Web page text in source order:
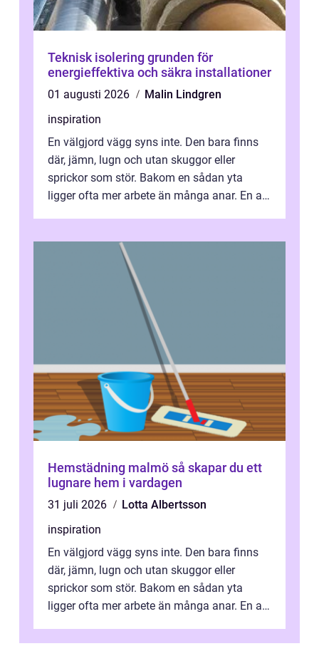
Teknisk isolering grunden för
energieffektiva och säkra installationer
01 augusti 2026
Malin Lindgren
inspiration
En välgjord vägg syns inte. Den bara finns
där, jämn, lugn och utan skuggor eller
sprickor som stör. Bakom en sådan yta
ligger ofta mer arbete än många anar. En av
Hemstädning malmö så skapar du ett
lugnare hem i vardagen
31 juli 2026
Lotta Albertsson
inspiration
En välgjord vägg syns inte. Den bara finns
där, jämn, lugn och utan skuggor eller
sprickor som stör. Bakom en sådan yta
ligger ofta mer arbete än många anar. En av